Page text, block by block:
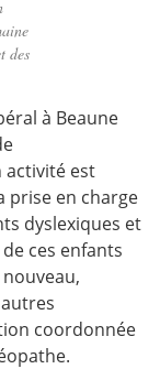
des
à Beaune
activité est
prise en charge
dyslexiques et
ces enfants
coordonnée